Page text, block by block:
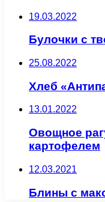
19.03.2022
Булочки с
25.08.2022
Хлеб
13.01.2022
Овощное
картофелем
12.03.2021
Блины с